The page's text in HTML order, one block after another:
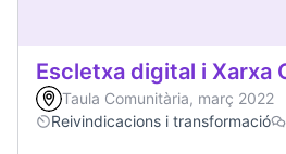
Escletxa digital i Xarxa
Taula Comunitària, març 2022
Reivindicacions i transformació